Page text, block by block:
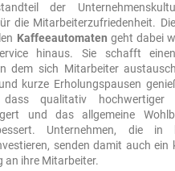
der
die Mitarbeiterzufriedenheit.
Kaffeeautomaten geht dabei
hinaus. Sie schafft
dem sich Mitarbeiter
kurze Erholungspausen
dass qualitativ hochwertiger
und das allgemeine
Unternehmen, die in
senden damit auch ein
an ihre Mitarbeiter.